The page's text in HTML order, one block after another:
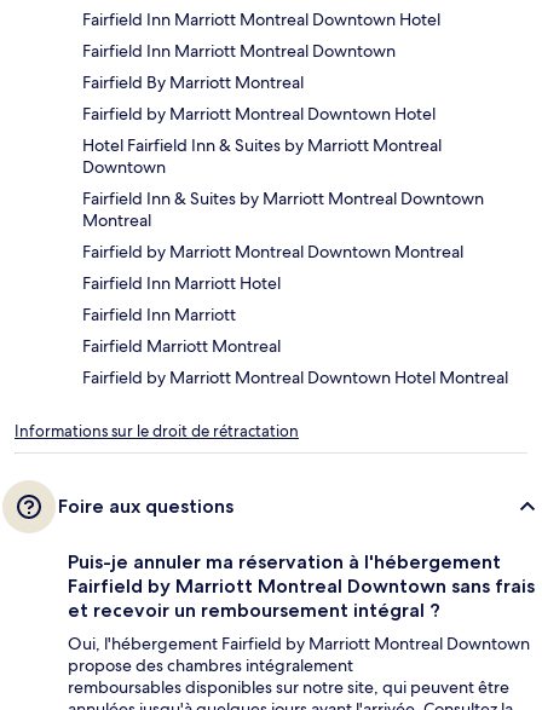
Fairfield Inn Marriott Montreal Downtown Hotel
Fairfield Inn Marriott Montreal Downtown
Fairfield By Marriott Montreal
Fairfield by Marriott Montreal Downtown Hotel
Hotel Fairfield Inn & Suites by Marriott Montreal
Downtown
Fairfield Inn & Suites by Marriott Montreal Downtown
Montreal
Fairfield by Marriott Montreal Downtown Montreal
Fairfield Inn Marriott Hotel
Fairfield Inn Marriott
Fairfield Marriott Montreal
Fairfield by Marriott Montreal Downtown Hotel Montreal
Informations sur le droit de rétractation
Foire aux questions
Puis-je annuler ma réservation à l'hébergement
Fairfield by Marriott Montreal Downtown sans frais
et recevoir un remboursement intégral ?
Oui, l'hébergement Fairfield by Marriott Montreal Downtown
propose des chambres intégralement
remboursables disponibles sur notre site, qui peuvent être